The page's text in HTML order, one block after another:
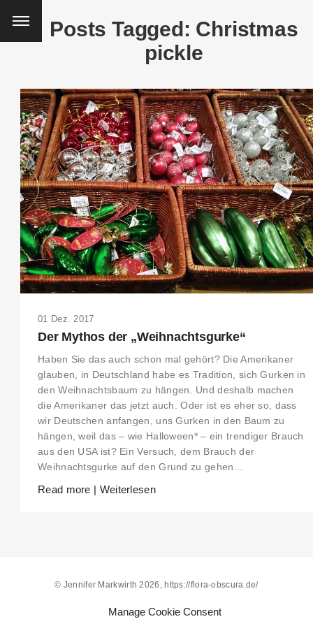
Manage Cookie Consent
WEBSITE! NON-GERMAN SPEAKERS PLEASE USE THE SEARCH
ON THE WELCOME PAGE.
Posts Tagged: Christmas
pickle
01 Dez. 2017
Der Mythos der „Weihnachtsgurke“
Haben Sie das auch schon mal gehört? Die Amerikaner
glauben, in Deutschland habe es Tradition, sich Gurken in
den Weihnachtsbaum zu hängen. Und deshalb machen
die Amerikaner das jetzt auch. Oder ist es eher so, dass
wir Deutschen anfangen, uns Gurken in den Baum zu
hängen, weil das – wie Halloween* – ein trendiger Brauch
aus den USA ist? Ein Versuch, dem Brauch der
Weihnachtsgurke auf den Grund zu gehen…
Read more | Weiterlesen
© Jennifer Markwirth 2026, https://flora-obscura.de/
geschützt. Alle Rechte, einschließlich der Vervielfältigung,